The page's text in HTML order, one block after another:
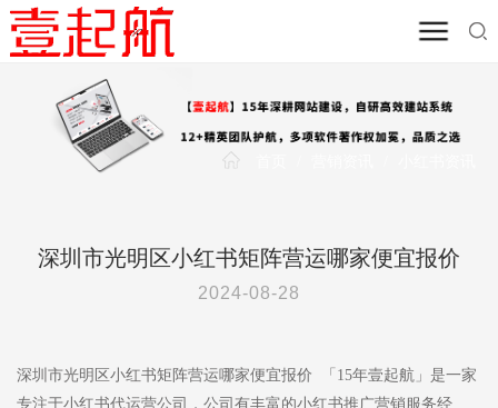
深圳市光明区小红书矩阵营运哪家便宜报价
2024-08-28
深圳市光明区小红书矩阵营运哪家便宜报价 「15年壹起航」是一家
专注于小红书代运营公司，公司有丰富的小红书推广营销服务经